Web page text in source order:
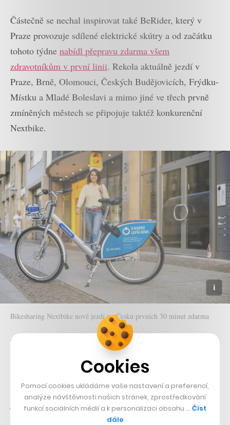
Částečně se nechal inspirovat také BeRider, který v
Praze provozuje sdílené elektrické skútry a od začátku
tohoto týdne nabídl přepravu zdarma všem
zdravotníkům v první linii. Rekola aktuálně jezdí v
Praze, Brně, Olomouci, Českých Budějovicích, Frýdku-
Místku a Mladé Boleslavi a mimo jiné ve třech prvně
zmíněných městech se připojuje taktéž konkurenční
Nextbike.
Bikesharing Nextbike nově jezdí po Česku prvních 30 minut zdarma
Německý bikesharing, který začal před rokem jezdit v
a postupně se rozšířil do Brna, Prahy,
Olomouce, Prostějova, Havířova, Opavy, Kladna či
Hlučína, nabídne na následující týdny podobnou akci
jako Rekola, tedy 30 minut jízdy pro všechny uživatele
Cookies
Pomocí cookies ukládáme vaše nastavení a preferencí,
analýze návštěvnosti našich stránek, zprostředkování
funkcí sociálních médií a k personalizaci obsahu … Číst
dále